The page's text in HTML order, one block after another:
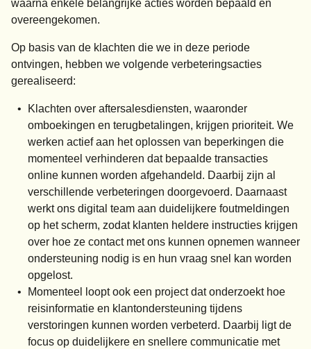
waarna enkele belangrijke acties worden bepaald en
overeengekomen.
Op basis van de klachten die we in deze periode
ontvingen, hebben we volgende verbeteringsacties
gerealiseerd:
Klachten over aftersalesdiensten, waaronder
omboekingen en terugbetalingen, krijgen prioriteit. We
werken actief aan het oplossen van beperkingen die
momenteel verhinderen dat bepaalde transacties
online kunnen worden afgehandeld. Daarbij zijn al
verschillende verbeteringen doorgevoerd. Daarnaast
werkt ons digital team aan duidelijkere foutmeldingen
op het scherm, zodat klanten heldere instructies krijgen
over hoe ze contact met ons kunnen opnemen wanneer
ondersteuning nodig is en hun vraag snel kan worden
opgelost.
Momenteel loopt ook een project dat onderzoekt hoe
reisinformatie en klantondersteuning tijdens
verstoringen kunnen worden verbeterd. Daarbij ligt de
focus op duidelijkere en snellere communicatie met